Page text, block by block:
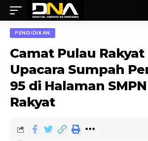
PENDIDIKAN
Camat Pulau
Upacara Sumpah
95 di Halaman
Rakyat